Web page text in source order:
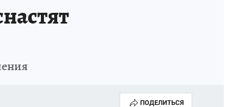
ПОДЕЛИТЬСЯ